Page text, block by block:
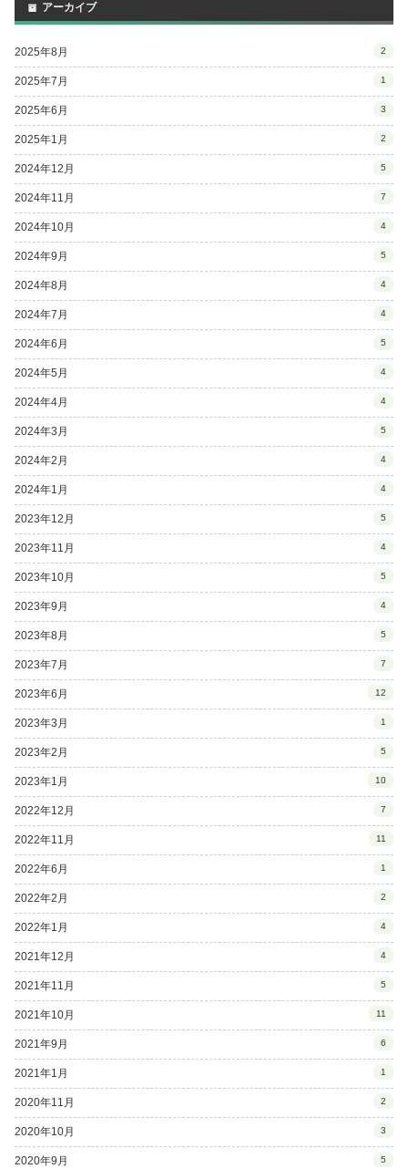
アーカイブ
2025年8月 2
2025年7月 1
2025年6月 3
2025年1月 2
2024年12月 5
2024年11月 7
2024年10月 4
2024年9月 5
2024年8月 4
2024年7月 4
2024年6月 5
2024年5月 4
2024年4月 4
2024年3月 5
2024年2月 4
2024年1月 4
2023年12月 5
2023年11月 4
2023年10月 5
2023年9月 4
2023年8月 5
2023年7月 7
2023年6月 12
2023年3月 1
2023年2月 5
2023年1月 10
2022年12月 7
2022年11月 11
2022年6月 1
2022年2月 2
2022年1月 4
2021年12月 4
2021年11月 5
2021年10月 11
2021年9月 6
2021年1月 1
2020年11月 2
2020年10月 3
2020年9月 5